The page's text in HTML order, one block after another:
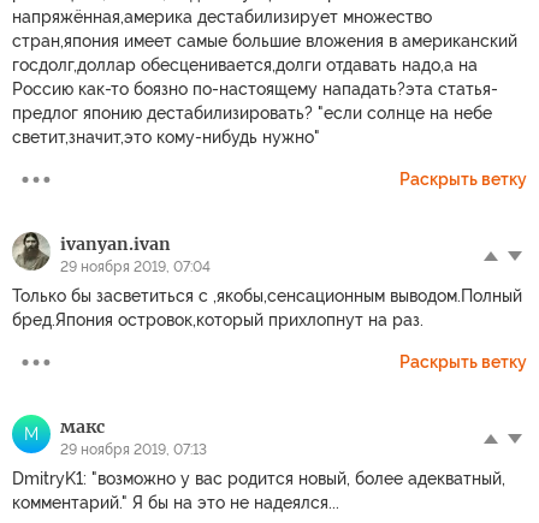
напряжённая,америка дестабилизирует множество
стран,япония имеет самые большие вложения в американский
госдолг,доллар обесценивается,долги отдавать надо,а на
Россию как-то боязно по-настоящему нападать?эта статья-
предлог японию дестабилизировать? "если солнце на небе
светит,значит,это кому-нибудь нужно"
Раскрыть ветку
ivanyan.ivan
29 ноября 2019, 07:04
Только бы засветиться с ,якобы,сенсационным выводом.Полный
бред.Япония островок,который прихлопнут на раз.
Раскрыть ветку
М макс
29 ноября 2019, 07:13
DmitryK1: "возможно у вас родится новый, более адекватный,
комментарий." Я бы на это не надеялся...